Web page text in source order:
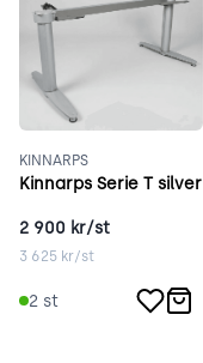
KINNARPS
Kinnarps Serie T silver
2 900 kr/st
3 625 kr/st
2 st